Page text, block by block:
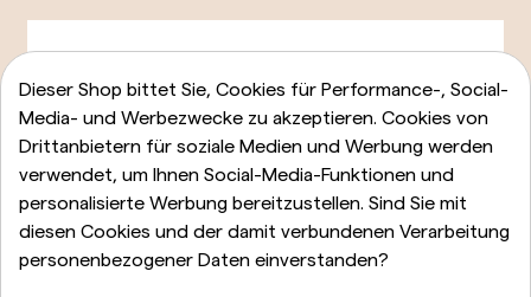
Dieser Shop bittet Sie, Cookies für Performance-, Social-
Media- und Werbezwecke zu akzeptieren. Cookies von
Drittanbietern für soziale Medien und Werbung werden
verwendet, um Ihnen Social-Media-Funktionen und
personalisierte Werbung bereitzustellen. Sind Sie mit
diesen Cookies und der damit verbundenen Verarbeitung
personenbezogener Daten einverstanden?